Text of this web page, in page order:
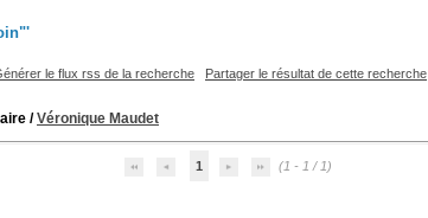
le flux rss de la recherche Partager le résultat de cette recherche
/Véronique Maudet
1 (1 - 1 / 1)